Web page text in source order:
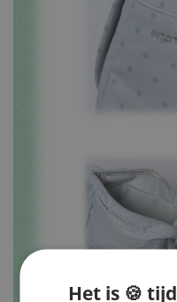
Het is 🍪 tijd